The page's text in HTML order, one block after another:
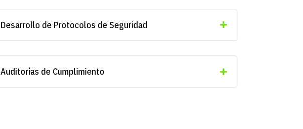
Desarrollo de Protocolos de Seguridad
Auditorías de Cumplimiento